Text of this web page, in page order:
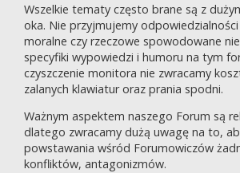
Wszelkie tematy często brane są z
oka. Nie przyjmujemy
moralne czy rzeczowe spowodowane
specyfiki wypowiedzi i humoru na tym
czyszczenie monitora nie zwracamy
zalanych klawiatur oraz prania spodni.
Ważnym aspektem naszego Forum są
dlatego zwracamy dużą uwagę na to,
powstawania wśród Forumowiczów
konfliktów, antagonizmów.